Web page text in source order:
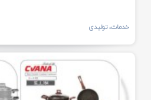
خدمات، تولیدی